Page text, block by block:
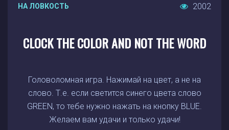
НА ЛОВКОСТЬ 2002
CLOCK THE COLOR AND NOT THE WORD
Головоломная игра. Нажимай на цвет, а не на
слово. Т.е. если светится синего цвета слово
GREEN, то тебе нужно нажать на кнопку BLUE.
Желаем вам удачи и только удачи!